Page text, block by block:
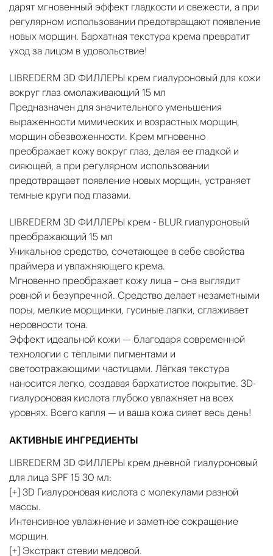
дарят мгновенный эффект гладкости и свежести, а при
регулярном использовании предотвращают появление
новых морщин. Бархатная текстура крема превратит
уход за лицом в удовольствие!
LIBREDERM 3D ФИЛЛЕРЫ крем гиалуроновый для кожи
вокруг глаз омолаживающий 15 мл
Предназначен для значительного уменьшения
выраженности мимических и возрастных морщин,
морщин обезвоженности. Крем мгновенно
преображает кожу вокруг глаз, делая ее гладкой и
сияющей, а при регулярном использовании
предотвращает появление новых морщин, устраняет
темные круги под глазами.
LIBREDERM 3D ФИЛЛЕРЫ крем - BLUR гиалуроновый
преображающий 15 мл
Уникальное средство, сочетающее в себе свойства
праймера и увлажняющего крема.
Мгновенно преображает кожу лица – она выглядит
ровной и безупречной. Средство делает незаметными
поры, мелкие морщинки, гусиные лапки, сглаживает
неровности тона.
Эффект идеальной кожи — благодаря современной
технологии с тёплыми пигментами и
светоотражающими частицами. Лёгкая текстура
наносится легко, создавая бархатистое покрытие. 3D-
гиалуроновая кислота глубоко увлажняет на всех
уровнях. Всего капля — и ваша кожа сияет весь день!
АКТИВНЫЕ ИНГРЕДИЕНТЫ
LIBREDERM 3D ФИЛЛЕРЫ крем дневной гиалуроновый
для лица SPF 15 30 мл:
[+] 3D Гиалуроновая кислота c молекулами разной
массы.
Интенсивное увлажнение и заметное сокращение
морщин.
[+] Экстракт стевии медовой.